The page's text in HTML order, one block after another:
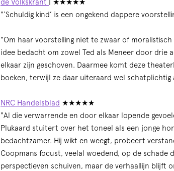
de Volkskrant | ★★★★★
"‘Schuldig kind’ is een ongekend dappere
"Om haar voorstelling niet te zwaar of
idee bedacht om zowel Ted als Meneer door drie
elkaar zijn geschoven. Daarmee komt deze
boeken, terwijl ze daar uiteraard wel schatplichtig
NRC Handelsblad ★★★★★
"Al die verwarrende en door elkaar lopende
Plukaard stuitert over het toneel als een jonge
bedachtzamer. Hij wikt en weegt, probeert
Coopmans focust, veelal woedend, op de schade
perspectieven schuiven, maar de verhaallijn blijft